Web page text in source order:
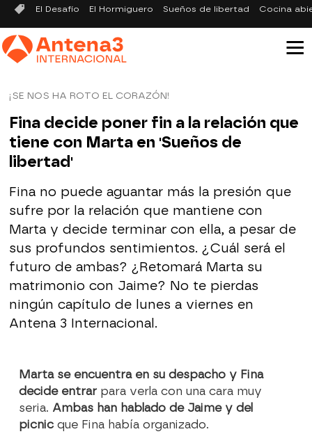
El Desafío El Hormiguero Sueños de libertad Cocina
¡SE NOS HA ROTO EL CORAZÓN!
Fina decide poner fin a la relación que
tiene con Marta en 'Sueños de
libertad'
Fina no puede aguantar más la presión que
sufre por la relación que mantiene con
Marta y decide terminar con ella, a pesar de
sus profundos sentimientos. ¿Cuál será el
futuro de ambas? ¿Retomará Marta su
matrimonio con Jaime? No te pierdas
ningún capítulo de lunes a viernes en
Antena 3 Internacional.
Marta se encuentra en su despacho y Fina
decide entrar para verla con una cara muy
seria. Ambas han hablado de Jaime y del
picnicque Fina había organizado.